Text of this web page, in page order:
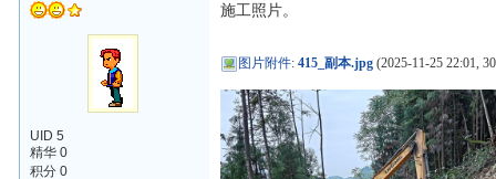
UID 5
精华 0
积分 0
施工照片。
图片附件:415_副本.jpg (2025-11-25 22:01,